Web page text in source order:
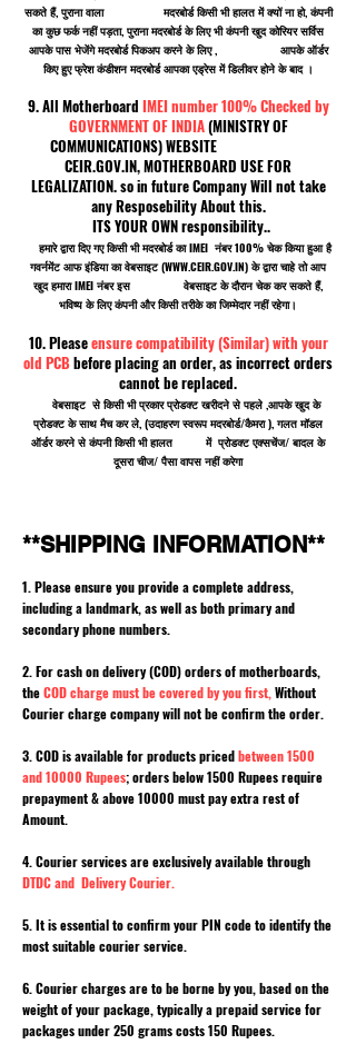
सकते हैं, पुराना वाला मदरबोर्ड किसी भी हालत में क्यों ना हो, कंपनी
का कुछ फर्क नहीं पड़ता, पुराना मदरबोर्ड के लिए भी कंपनी खुद कोरियर सर्विस
आपके पास भेजेंगे मदरबोर्ड पिकअप करने के लिए , आपके ऑर्डर
किए हुए फ्रेश कंडीशन मदरबोर्ड आपका एड्रेस में डिलीवर होने के बाद ।
9. All Motherboard IMEI number 100% Checked by
GOVERNMENT OF INDIA(MINISTRY OF
COMMUNICATIONS) WEBSITE
CEIR.GOV.IN, MOTHERBOARD USE FOR
LEGALIZATION. so in future Company Will not take
any Resposebility About this.
ITS YOUR OWN responsibility..
हमारे द्वारा दिए गए किसी भी मदरबोर्ड का IMEI नंबर 100% चेक किया हुआ है
गवर्नमेंट आफ इंडिया का वेबसाइट (WWW.CEIR.GOV.IN) के द्वारा चाहे तो आप
खुद हमारा IMEI नंबर इस वेबसाइट के दौरान चेक कर सकते हैं,
भविष्य के लिए कंपनी और किसी तरीके का जिम्मेदार नहीं रहेगा।
10. Pleaseensure compatibility (Similar) with your
old PCBbefore placing an order, as incorrect orders
cannot be replaced.
वेबसाइट से किसी भी प्रकार प्रोडक्ट खरीदने से पहले ,आपके खुद के
प्रोडक्ट के साथ मैच कर ले, (उदाहरण स्वरूप मदरबोर्ड/कैमरा ), गलत मॉडल
ऑर्डर करने से कंपनी किसी भी हालत में प्रोडक्ट एक्सचेंज/ बादल के
दूसरा चीज/ पैसा वापस नहीं करेगा
**SHIPPING INFORMATION**
1. Please ensure you provide a complete address,
including a landmark, as well as both primary and
secondary phone numbers.
2. For cash on delivery (COD) orders of motherboards,
theCOD charge must be covered by you first, Without
Courier charge company will not be confirm the order.
3. COD is available for products pricedbetween 1500
and 10000 Rupees; orders below 1500 Rupees require
prepayment & above 10000 must pay extra rest of
Amount.
4. Courier services are exclusively available through
DTDC and Delivery Courier.
5. It is essential to confirm your PIN code to identify the
most suitable courier service.
6. Courier charges are to be borne by you, based on the
weight of your package, typically a prepaid service for
packages under 250 grams costs 150 Rupees.